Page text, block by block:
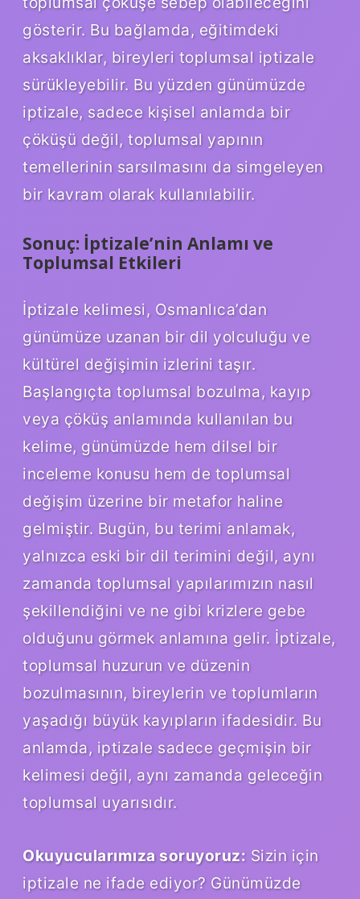
gösterir. Bu bağlamda, eğitimdeki
aksaklıklar, bireyleri toplumsal iptizale
sürükleyebilir. Bu yüzden günümüzde
iptizale, sadece kişisel anlamda bir
çöküşü değil, toplumsal yapının
temellerinin sarsılmasını da simgeleyen
bir kavram olarak kullanılabilir.
Sonuç: İptizale’nin Anlamı ve
Toplumsal Etkileri
İptizale kelimesi, Osmanlıca’dan
günümüze uzanan bir dil yolculuğu ve
kültürel değişimin izlerini taşır.
Başlangıçta toplumsal bozulma, kayıp
veya çöküş anlamında kullanılan bu
kelime, günümüzde hem dilsel bir
inceleme konusu hem de toplumsal
değişim üzerine bir metafor haline
gelmiştir. Bugün, bu terimi anlamak,
yalnızca eski bir dil terimini değil, aynı
zamanda toplumsal yapılarımızın nasıl
şekillendiğini ve ne gibi krizlere gebe
olduğunu görmek anlamına gelir. İptizale,
toplumsal huzurun ve düzenin
bozulmasının, bireylerin ve toplumların
yaşadığı büyük kayıpların ifadesidir. Bu
anlamda, iptizale sadece geçmişin bir
kelimesi değil, aynı zamanda geleceğin
toplumsal uyarısıdır.
Okuyucularımıza soruyoruz: Sizin için
iptizale ne ifade ediyor? Günümüzde